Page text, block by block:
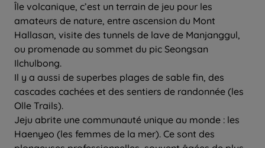
Île volcanique, c’est un terrain de jeu pour les
amateurs de nature, entre ascension du Mont
Hallasan, visite des tunnels de lave de Manjanggul,
ou promenade au sommet du pic Seongsan
Ilchulbong.
Il y a aussi de superbes plages de sable fin, des
cascades cachées et des sentiers de randonnée (les
Olle Trails).
Jeju abrite une communauté unique au monde : les
Haenyeo (les femmes de la mer). Ce sont des